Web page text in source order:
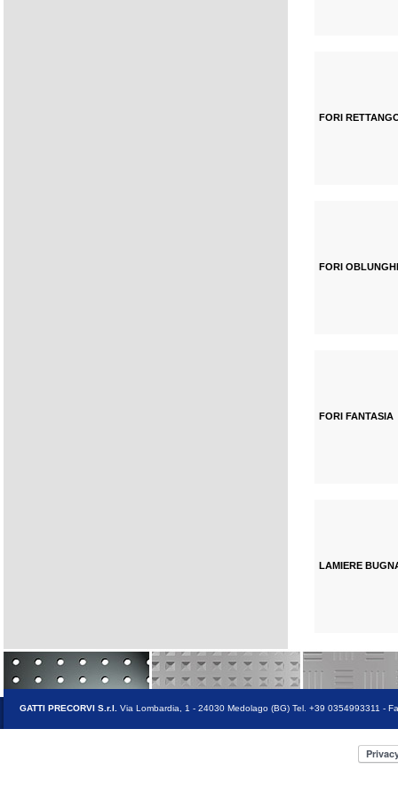
FORI
FORI
FORI FANTASIA
LAMIERE
GATTI PRECORVI S.r.l. Via Lombardia, 1 - 24030 Medolago (BG) Tel. +39 0354993311 -